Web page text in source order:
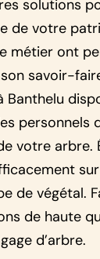
solutions
de votre
métier ont
savoir-
Banthelu
personnels
votre arbre.
de végétal.
de haute
d’arbre.